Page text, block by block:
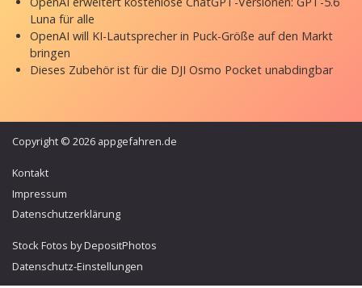
Luna für alle
OpenAI will KI-Lautsprecher in Puck-Größe auf den Markt
bringen
Dieses Zubehör ist für die DJI Osmo Pocket unabdingbar
Copyright © 2026 appgefahren.de
Kontakt
Impressum
Datenschutzerklärung
Stock Fotos by DepositPhotos
Datenschutz-Einstellungen